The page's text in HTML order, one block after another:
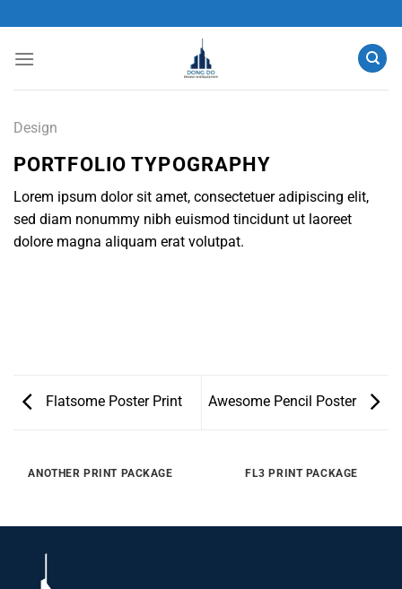
đến
nội
Design
PORTFOLIO TYPOGRAPHY
Lorem ipsum dolor sit amet, consectetuer adipiscing elit,
sed diam nonummy nibh euismod tincidunt ut laoreet
dolore magna aliquam erat volutpat.
Flatsome Poster Print Awesome Pencil Poster
ANOTHER PRINT PACKAGE FL3 PRINT PACKAGE